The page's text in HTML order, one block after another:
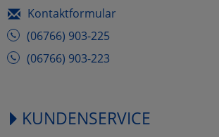
Kontaktformular
(06766) 903-225
(06766) 903-223
KUNDENSERVICE